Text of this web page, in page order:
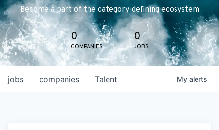
Become a part of the category-defining ecosystem
0
COMPANIES
0
JOBS
jobs companies Talent My alerts